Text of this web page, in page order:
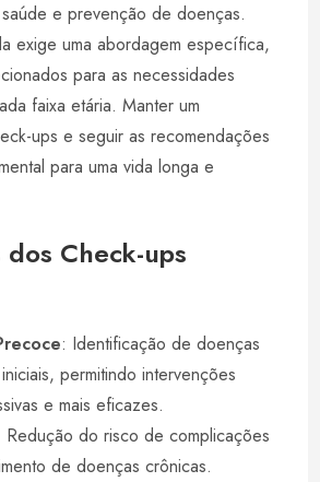
e prevenção de doenças.
exige uma abordagem específica,
para as necessidades
faixa etária. Manter um
ups e seguir as recomendações
para uma vida longa e
Check-ups
: Identificação de doenças
permitindo intervenções
e mais eficazes.
Redução do risco de complicações
de doenças crônicas.